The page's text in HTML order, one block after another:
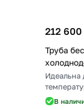
212
Труба
Идеальна
В